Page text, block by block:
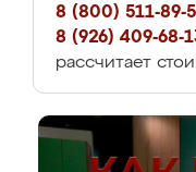
8 (800) 511-89-
8 (926) 409-68-
рассчитает